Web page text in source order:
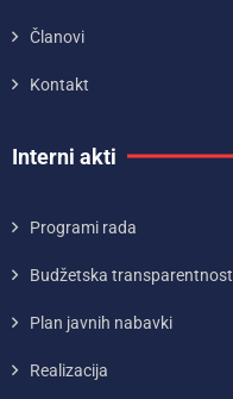
Članovi
Kontakt
Interni akti
Programi rada
Budžetska transparentnost
Plan javnih nabavki
Realizacija